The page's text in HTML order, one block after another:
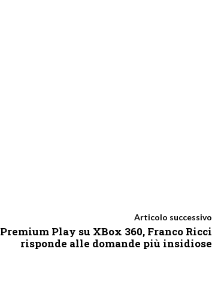
Articolo successivo
Premium Play su XBox 360, Franco Ricci
risponde alle domande più insidiose